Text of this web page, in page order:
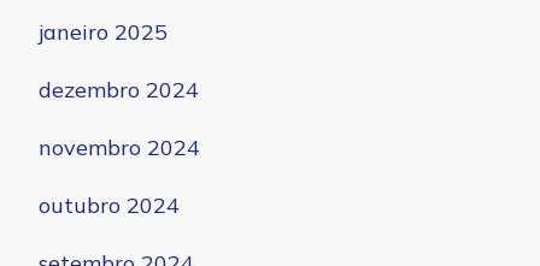
janeiro 2025
dezembro 2024
novembro 2024
outubro 2024